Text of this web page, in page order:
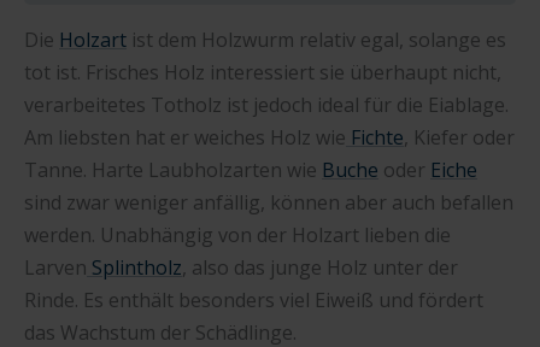
Die Holzart ist dem Holzwurm relativ egal, solange es
tot ist. Frisches Holz interessiert sie überhaupt nicht,
verarbeitetes Totholz ist jedoch ideal für die Eiablage.
Am liebsten hat er weiches Holz wie Fichte, Kiefer oder
Tanne. Harte Laubholzarten wie Buche oder Eiche
sind zwar weniger anfällig, können aber auch befallen
werden. Unabhängig von der Holzart lieben die
Larven Splintholz, also das junge Holz unter der
Rinde. Es enthält besonders viel Eiweiß und fördert
das Wachstum der Schädlinge.